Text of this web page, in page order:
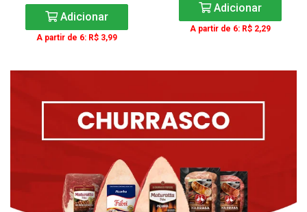
Adicionar
A partir de 6: R$ 3,99
Adicionar
A partir de 6: R$ 2,29